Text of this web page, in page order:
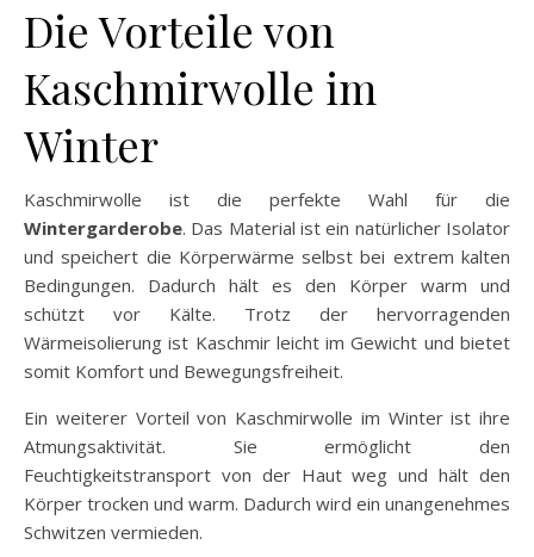
Die Vorteile von
Kaschmirwolle im
Winter
Kaschmirwolle ist die perfekte Wahl für die
Wintergarderobe. Das Material ist ein natürlicher Isolator
und speichert die Körperwärme selbst bei extrem kalten
Bedingungen. Dadurch hält es den Körper warm und
schützt vor Kälte. Trotz der hervorragenden
Wärmeisolierung ist Kaschmir leicht im Gewicht und bietet
somit Komfort und Bewegungsfreiheit.
Ein weiterer Vorteil von Kaschmirwolle im Winter ist ihre
Atmungsaktivität. Sie ermöglicht den
Feuchtigkeitstransport von der Haut weg und hält den
Körper trocken und warm. Dadurch wird ein unangenehmes
Schwitzen vermieden.